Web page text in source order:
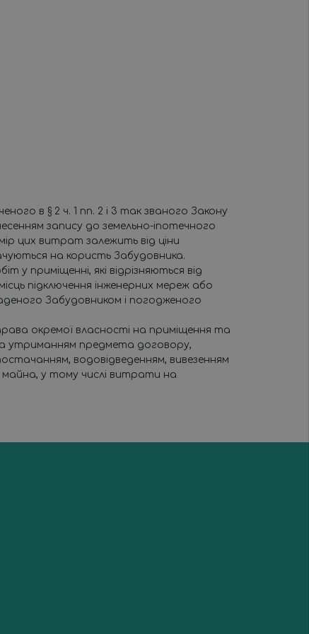
в § 2 ч. 1 пп. 2 і 3 так званого Закону
запису до земельно-іпотечного
цих витрат залежить від ціни
на користь Забудовника.
приміщенні, які відрізняються від
підключення інженерних мереж або
Забудовником і погодженого
окремої власності на приміщення та
утриманням предмета договору,
водовідведенням, вивезенням
майна, у тому числі витрати на